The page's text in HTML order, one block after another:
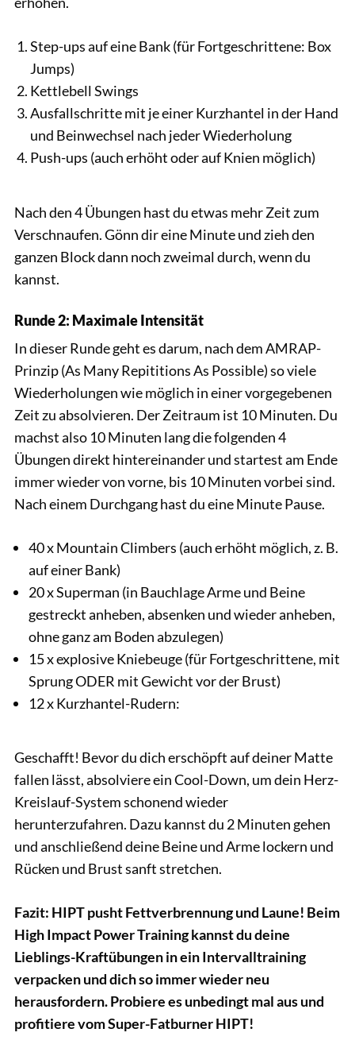
Step-ups auf eine Bank (für Fortgeschrittene: Box
Jumps)
Kettlebell Swings
Ausfallschritte mit je einer Kurzhantel in der Hand
und Beinwechsel nach jeder Wiederholung
Push-ups (auch erhöht oder auf Knien möglich)
Nach den 4 Übungen hast du etwas mehr Zeit zum
Verschnaufen. Gönn dir eine Minute und zieh den
ganzen Block dann noch zweimal durch, wenn du
kannst.
Runde 2: Maximale Intensität
In dieser Runde geht es darum, nach dem AMRAP-
Prinzip (As Many Repititions As Possible) so viele
Wiederholungen wie möglich in einer vorgegebenen
Zeit zu absolvieren. Der Zeitraum ist 10 Minuten. Du
machst also 10 Minuten lang die folgenden 4
Übungen direkt hintereinander und startest am Ende
immer wieder von vorne, bis 10 Minuten vorbei sind.
Nach einem Durchgang hast du eine Minute Pause.
40 x Mountain Climbers (auch erhöht möglich, z. B.
auf einer Bank)
20 x Superman (in Bauchlage Arme und Beine
gestreckt anheben, absenken und wieder anheben,
ohne ganz am Boden abzulegen)
15 x explosive Kniebeuge (für Fortgeschrittene, mit
Sprung ODER mit Gewicht vor der Brust)
12 x Kurzhantel-Rudern:
Geschafft! Bevor du dich erschöpft auf deiner Matte
fallen lässt, absolviere ein Cool-Down, um dein Herz-
Kreislauf-System schonend wieder
herunterzufahren. Dazu kannst du 2 Minuten gehen
und anschließend deine Beine und Arme lockern und
Rücken und Brust sanft stretchen.
Fazit: HIPT pusht Fettverbrennung und Laune! Beim
High Impact Power Training kannst du deine
Lieblings-Kraftübungen in ein Intervalltraining
verpacken und dich so immer wieder neu
herausfordern. Probiere es unbedingt mal aus und
profitiere vom Super-Fatburner HIPT!